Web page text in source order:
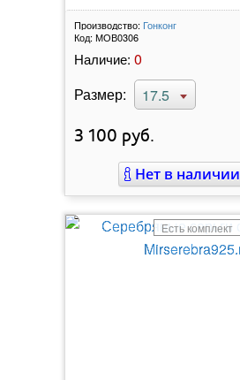
Производство: Гонконг
Код: МОВ0306
Наличие: 0
Размер:
17.5
3 100 руб.
Нет в наличии
Есть комплект